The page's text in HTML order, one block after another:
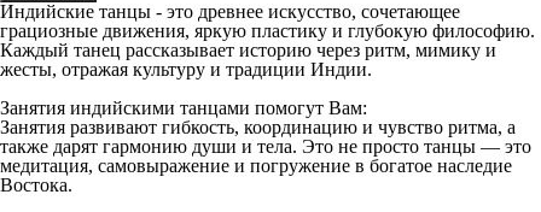
Индийские танцы - это древнее искусство, сочетающее
грациозные движения, яркую пластику и глубокую философию.
Каждый танец рассказывает историю через ритм, мимику и
жесты, отражая культуру и традиции Индии.
Занятия индийскими танцами помогут Вам:
Занятия развивают гибкость, координацию и чувство ритма, а
также дарят гармонию души и тела. Это не просто танцы — это
медитация, самовыражение и погружение в богатое наследие
Востока.